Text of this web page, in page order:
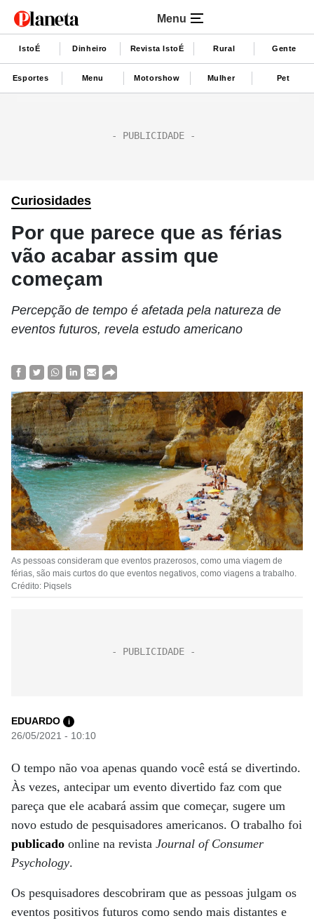
Menu
IstoÉ Dinheiro Revista IstoÉ Rural Gente
Esportes Menu Motorshow Mulher Pet
Curiosidades
Por que parece que as férias
vão acabar assim que
começam
Percepção de tempo é afetada pela natureza de
eventos futuros, revela estudo americano
As pessoas consideram que eventos prazerosos, como uma viagem de
férias, são mais curtos do que eventos negativos, como viagens a trabalho.
Crédito: Piqsels
EDUARDO i
26/05/2021 - 10:10
O tempo não voa apenas quando você está se divertindo.
Às vezes, antecipar um evento divertido faz com que
pareça que ele acabará assim que começar, sugere um
novo estudo de pesquisadores americanos. O trabalho foi
publicado online na revista Journal of Consumer
Psychology.
Os pesquisadores descobriram que as pessoas julgam os
eventos positivos futuros como sendo mais distantes e